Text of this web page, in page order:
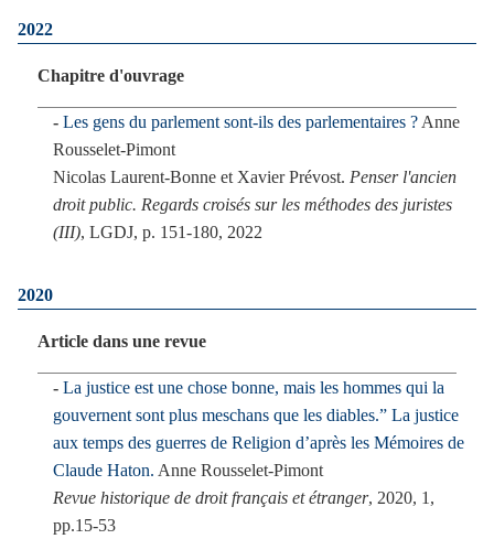
2022
Chapitre d'ouvrage
Les gens du parlement sont-ils des parlementaires ? Anne
Rousselet-Pimont
Nicolas Laurent-Bonne et Xavier Prévost. Penser l'ancien
droit public. Regards croisés sur les méthodes des juristes
(III), LGDJ, p. 151-180, 2022
2020
Article dans une revue
La justice est une chose bonne, mais les hommes qui la
gouvernent sont plus meschans que les diables.” La justice
aux temps des guerres de Religion d’après les Mémoires de
Claude Haton. Anne Rousselet-Pimont
Revue historique de droit français et étranger, 2020, 1,
pp.15-53